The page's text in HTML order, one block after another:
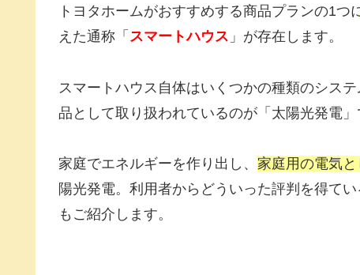
トヨタホームがおすすめする商品プランの1つ
えた通称「 スマートハウス 」が存在します。
スマートハウス自体はいくつかの種類のシス
品として取り扱われているのが「太陽光発電」
家庭でエネルギーを作り出し、 家庭用の電気
陽光発電。利用者からどういった評判を得て
もご紹介します。